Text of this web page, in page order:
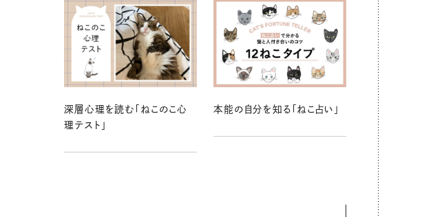
深層心理を読む「ねこのこ心
理テスト」
本能の自分を知る「ねこ占い」